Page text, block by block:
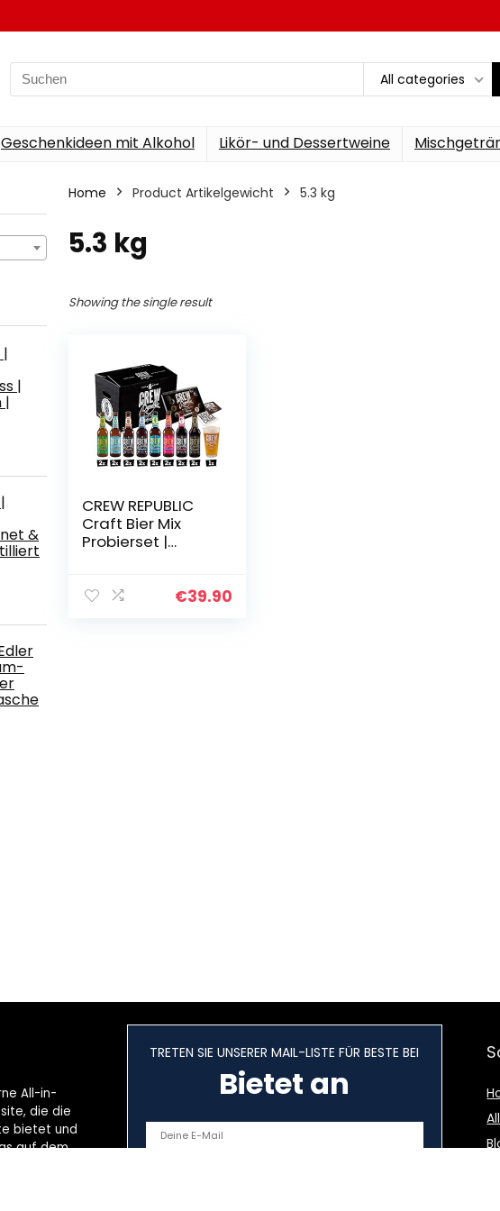
Search
for:
All categories
Geschenkideen mit Alkohol Likör- und Dessertweine
|
|
|
&
Home Product Artikelgewicht ‎5.3 kg
‎5.3 kg
Showing the single result
CREW REPUBLIC
Craft Bier Mix
Probierset |
Bierspezialitäten
€39.90
All-in-
die die
bietet und
auf dem
TRETEN SIE UNSERER MAIL-LISTE FÜR BESTE BEI
Bietet an